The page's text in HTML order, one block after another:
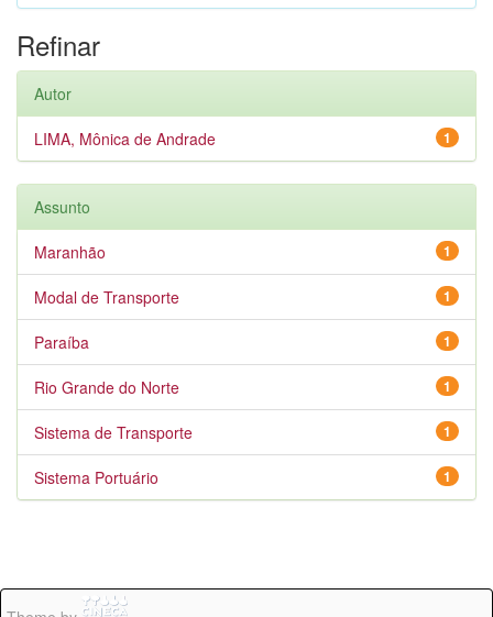
Refinar
Autor
1
LIMA, Mônica de Andrade
Assunto
1
Maranhão
1
Modal de Transporte
1
Paraíba
1
Rio Grande do Norte
1
Sistema de Transporte
1
Sistema Portuário